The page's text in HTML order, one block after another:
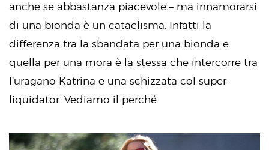
anche se abbastanza piacevole – ma innamorarsi
di una bionda è un cataclisma. Infatti la
differenza tra la sbandata per una bionda e
quella per una mora è la stessa che intercorre tra
l’uragano Katrina e una schizzata col super
liquidator. Vediamo il perché.